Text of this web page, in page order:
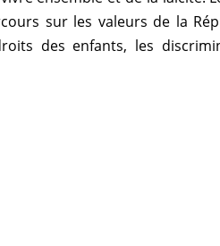
sur les valeurs de la
des enfants, les